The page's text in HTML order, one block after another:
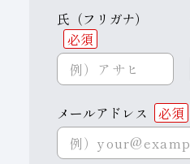
氏（フリガナ）
必須
メールアドレス 必須